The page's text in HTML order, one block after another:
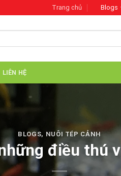
Trang chủ Blogs
LIÊN HỆ
BLOGS, NUÔI TÉP CẢNH
điều thú